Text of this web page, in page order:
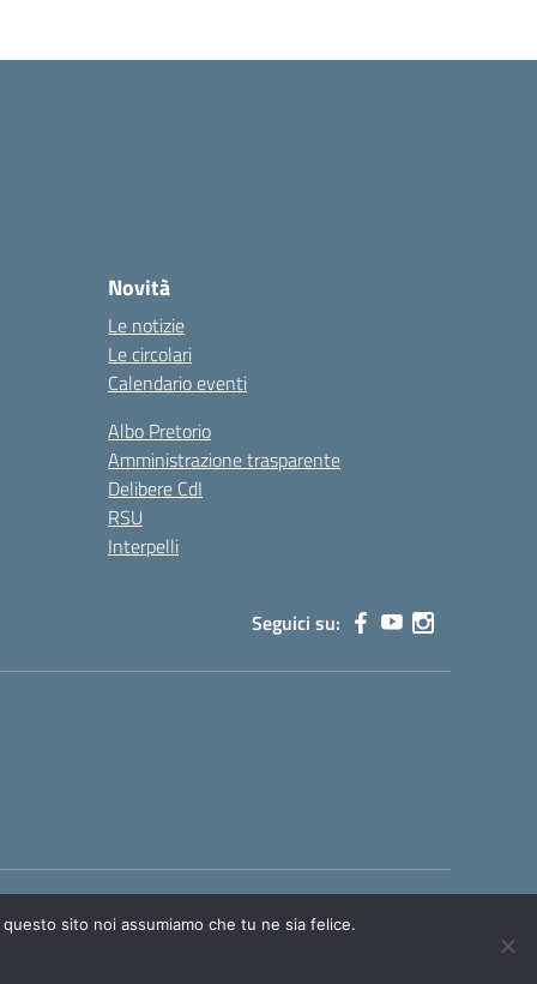
Novità
Le notizie
Le circolari
Calendario eventi
Albo Pretorio
Amministrazione trasparente
Delibere CdI
RSU
Interpelli
Seguici su:
Idea e progetto di Designers Italia
sito noi assumiamo che tu ne sia felice.